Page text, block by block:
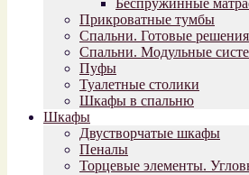
Беспружинные
Прикроватные тумбы
Спальни. Готовые решения
Спальни. Модульные
Пуфы
Туалетные столики
Шкафы в спальню
Шкафы
Двустворчатые шкафы
Пеналы
Торцевые элементы.